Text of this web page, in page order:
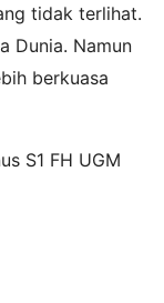
tidak terlihat.
Dunia. Namun
berkuasa
S1 FH UGM